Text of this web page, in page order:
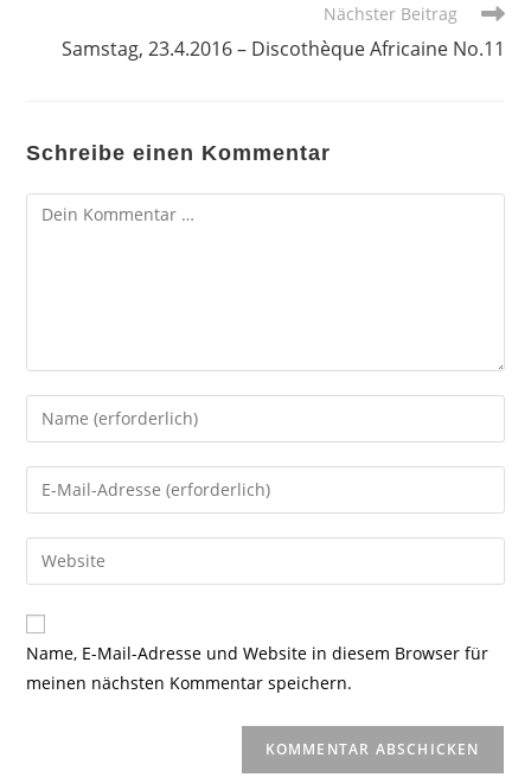
Nächster Beitrag
Samstag, 23.4.2016 – Discothèque Africaine No.11
Schreibe einen Kommentar
Kommentar
Gib
deinen
Namen
oder
zum
Kommentieren
ein
Gib
deine
E-
Mail-
zum
Kommentieren
ein
Gib
deine
Website-
URL
Name, E-Mail-Adresse und Website in diesem Browser für
meinen nächsten Kommentar speichern.